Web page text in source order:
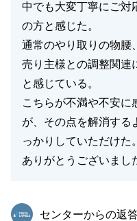
中でも大変丁寧にご対
の方と感じた。
通常のやり取りの物腰
売り主様との調整関連
と感じている。
こちらが不満や不安に
が、その点を解消する
っかりしていただけた。
ありがとうございまし
東急リバブル
センターからの返